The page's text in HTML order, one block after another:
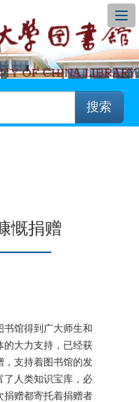
搜索
慨捐赠
馆得到广大师生和
的大力支持，已经获
，支持着图书馆的发
了人类知识宝库，必
捐赠都寄托着捐赠者